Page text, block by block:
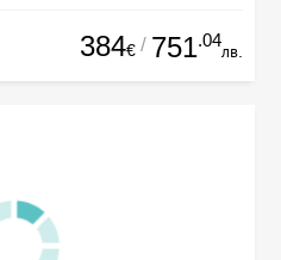
384€ / 751.04
лв.